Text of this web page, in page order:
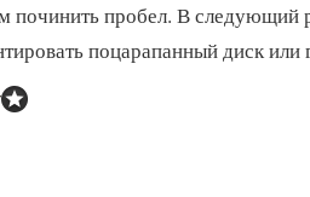
починить пробел. В следующий
поцарапанный диск или